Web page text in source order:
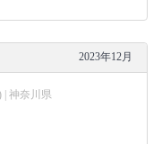
2023年12月
| 神奈川県